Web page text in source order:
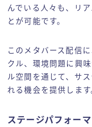
んでいる人々も、リ
とが可能です。
このメタバース配信
クル、環境問題に興
ル空間を通じて、サ
れる機会を提供します
ステージパフォー